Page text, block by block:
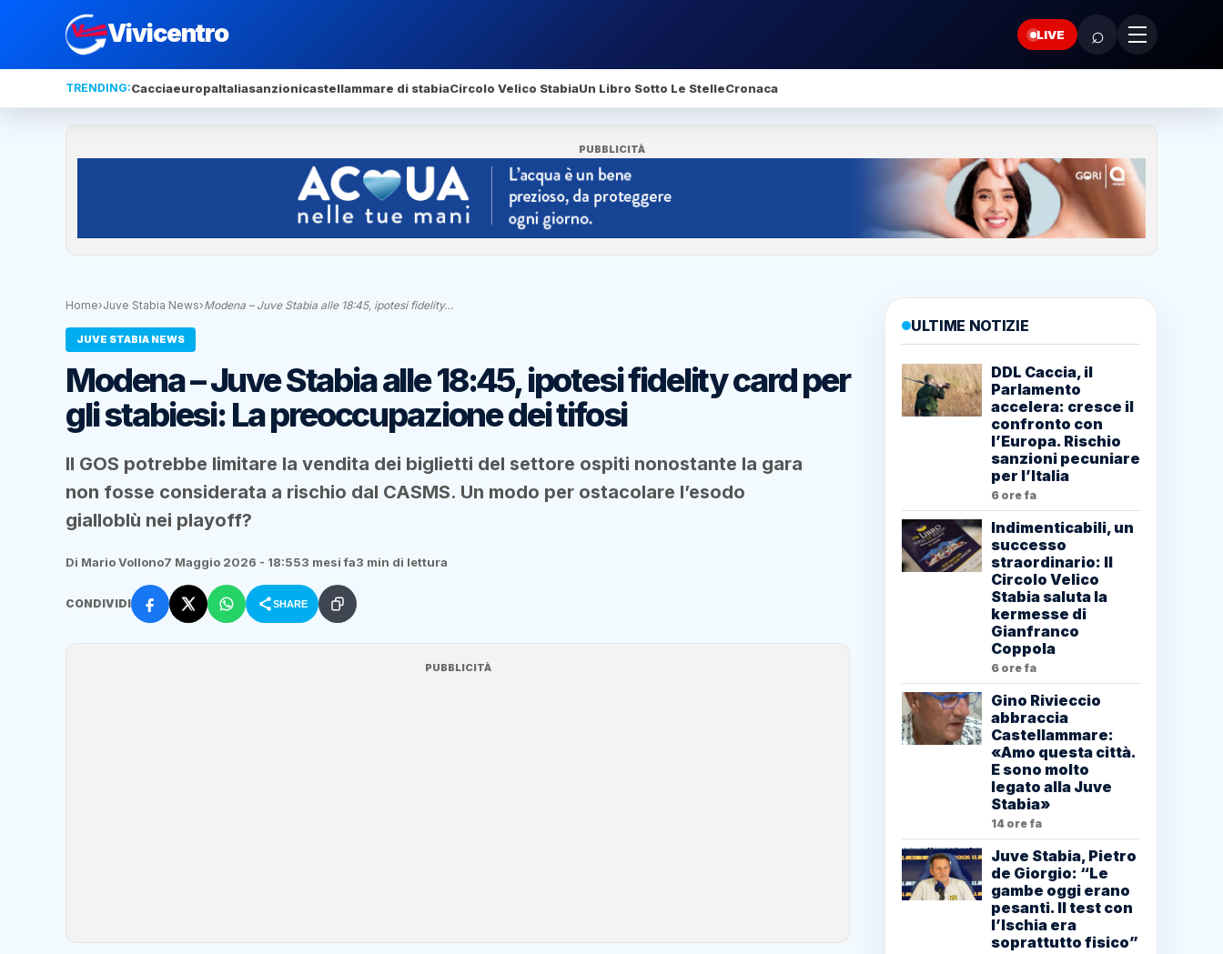
Vivicentro LIVE ⌕
TRENDING:CacciaeuropaItaliasanzionicastellammare di stabiaCircolo Velico StabiaUn Libro Sotto Le StelleCronaca
PUBBLICITÀ
Home›Juve Stabia News›Modena – Juve Stabia alle 18:45, ipotesi fidelity…
JUVE STABIA NEWS
Modena – Juve Stabia alle 18:45, ipotesi fidelity card per
gli stabiesi: La preoccupazione dei tifosi
Il GOS potrebbe limitare la vendita dei biglietti del settore ospiti nonostante la gara
non fosse considerata a rischio dal CASMS. Un modo per ostacolare l’esodo
gialloblù nei playoff?
Di Mario Vollono7 Maggio 2026 - 18:553 mesi fa3 min di lettura
CONDIVIDI SHARE
PUBBLICITÀ
ULTIME NOTIZIE
DDL Caccia, il
Parlamento
accelera: cresce il
confronto con
l’Europa. Rischio
sanzioni pecuniare
per l’Italia
6 ore fa
Indimenticabili, un
successo
straordinario: Il
Circolo Velico
Stabia saluta la
kermesse di
Gianfranco
Coppola
6 ore fa
Gino Rivieccio
abbraccia
Castellammare:
«Amo questa città.
E sono molto
legato alla Juve
Stabia»
14 ore fa
Juve Stabia, Pietro
de Giorgio: “Le
gambe oggi erano
pesanti. Il test con
l’Ischia era
soprattutto fisico”